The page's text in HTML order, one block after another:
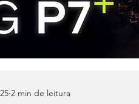
2 min de leitura